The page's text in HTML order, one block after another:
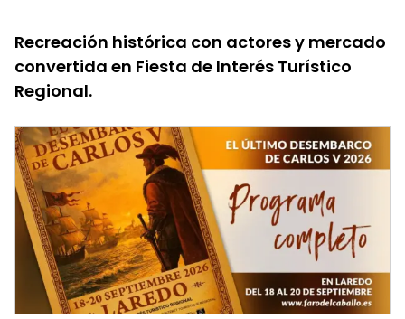
Recreación histórica con actores y mercado
convertida en Fiesta de Interés Turístico
Regional.